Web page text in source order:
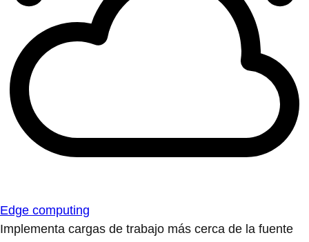
Edge computing
Implementa cargas de trabajo más cerca de la fuente